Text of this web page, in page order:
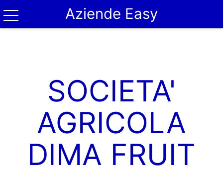
Aziende Easy
SOCIETA'
AGRICOLA
DIMA FRUIT